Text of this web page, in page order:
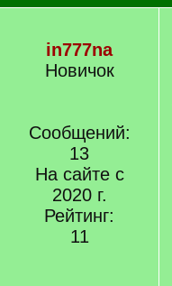
in777na
Новичок
Сообщений:
13
На сайте с
2020 г.
Рейтинг:
11